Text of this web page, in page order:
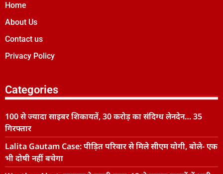
Home
About Us
Contact us
Privacy Policy
Categories
100 से ज्यादा साइबर शिकायतें, 30 करोड़ का संदिग्ध लेनदेन… 35
गिरफ्तार
Lalita Gautam Case: पीड़ित परिवार से मिले सीएम योगी, बोले- एक
भी दोषी नहीं बचेगा